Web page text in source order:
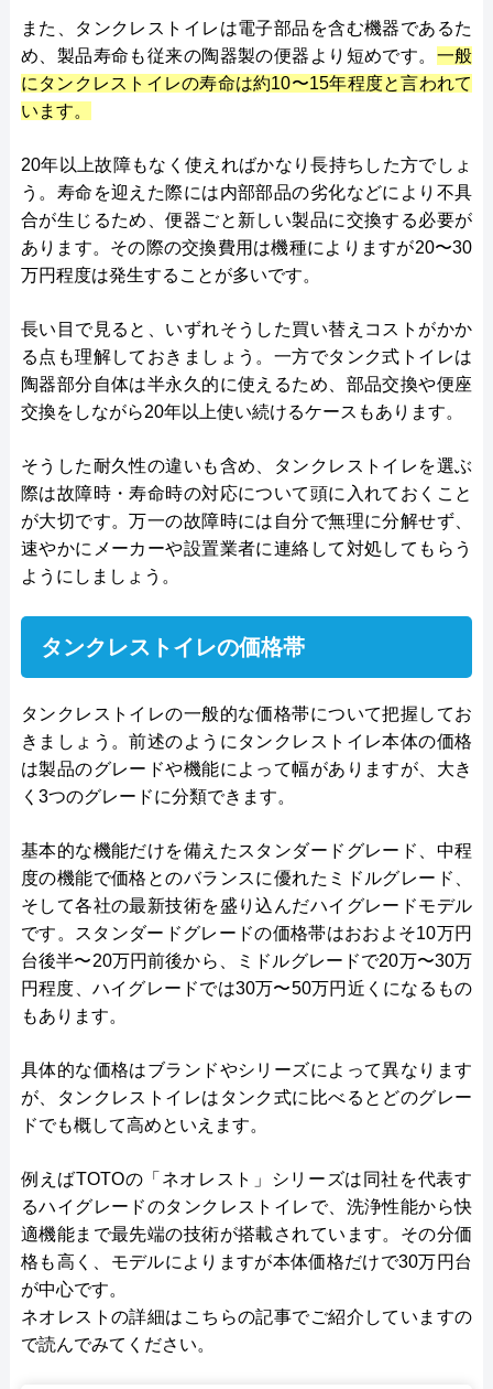
また、タンクレストイレは電子部品を含む機器であるた
め、製品寿命も従来の陶器製の便器より短めです。 一般
にタンクレストイレの寿命は約10〜15年程度と言われて
います。
20年以上故障もなく使えればかなり長持ちした方でしょ
う。寿命を迎えた際には内部部品の劣化などにより不具
合が生じるため、便器ごと新しい製品に交換する必要が
あります。その際の交換費用は機種によりますが20〜30
万円程度は発生することが多いです。
長い目で見ると、いずれそうした買い替えコストがかか
る点も理解しておきましょう。一方でタンク式トイレは
陶器部分自体は半永久的に使えるため、部品交換や便座
交換をしながら20年以上使い続けるケースもあります。
そうした耐久性の違いも含め、タンクレストイレを選ぶ
際は故障時・寿命時の対応について頭に入れておくこと
が大切です。万一の故障時には自分で無理に分解せず、
速やかにメーカーや設置業者に連絡して対処してもらう
ようにしましょう。
タンクレストイレの価格帯
タンクレストイレの一般的な価格帯について把握してお
きましょう。前述のようにタンクレストイレ本体の価格
は製品のグレードや機能によって幅がありますが、大き
く3つのグレードに分類できます。
基本的な機能だけを備えたスタンダードグレード、中程
度の機能で価格とのバランスに優れたミドルグレード、
そして各社の最新技術を盛り込んだハイグレードモデル
です。スタンダードグレードの価格帯はおおよそ10万円
台後半〜20万円前後から、ミドルグレードで20万〜30万
円程度、ハイグレードでは30万〜50万円近くになるもの
もあります。
具体的な価格はブランドやシリーズによって異なります
が、タンクレストイレはタンク式に比べるとどのグレー
ドでも概して高めといえます。
例えばTOTOの「ネオレスト」シリーズは同社を代表す
るハイグレードのタンクレストイレで、洗浄性能から快
適機能まで最先端の技術が搭載されています。その分価
格も高く、モデルによりますが本体価格だけで30万円台
が中心です。
ネオレストの詳細はこちらの記事でご紹介していますの
で読んでみてください。